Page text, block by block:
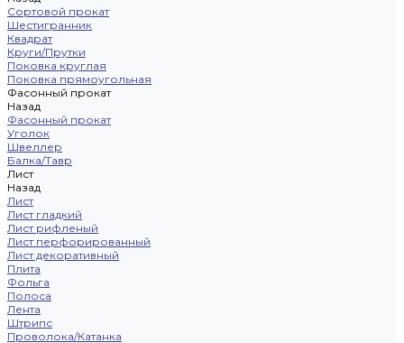
Сортовой прокат
Шестигранник
Квадрат
Круги/Прутки
Поковка круглая
Поковка прямоугольная
Фасонный прокат
Назад
Фасонный прокат
Уголок
Швеллер
Балка/Тавр
Лист
Назад
Лист
Лист гладкий
Лист рифленый
Лист перфорированный
Лист декоративный
Плита
Фольга
Полоса
Лента
Штрипс
Проволока/Катанка